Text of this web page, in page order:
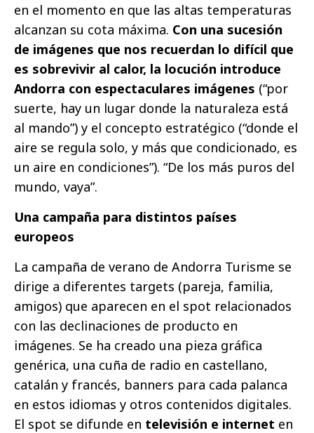
en el momento en que las altas temperaturas
alcanzan su cota máxima. Con una sucesión
de imágenes que nos recuerdan lo difícil que
es sobrevivir al calor, la locución introduce
Andorra con espectaculares imágenes (“por
suerte, hay un lugar donde la naturaleza está
al mando”) y el concepto estratégico (“donde el
aire se regula solo, y más que condicionado, es
un aire en condiciones”). “De los más puros del
mundo, vaya”.
Una campaña para distintos países
europeos
La campaña de verano de Andorra Turisme se
dirige a diferentes targets (pareja, familia,
amigos) que aparecen en el spot relacionados
con las declinaciones de producto en
imágenes. Se ha creado una pieza gráfica
genérica, una cuña de radio en castellano,
catalán y francés, banners para cada palanca
en estos idiomas y otros contenidos digitales.
El spot se difunde en televisión e internet en